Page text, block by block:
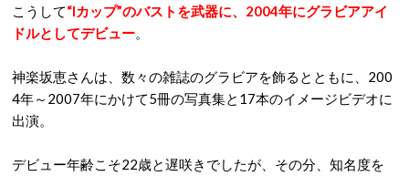
こうして“Iカップ”のバストを武器に、2004年にグラビアアイ
ドルとしてデビュー。
神楽坂恵さんは、数々の雑誌のグラビアを飾るとともに、200
4年～2007年にかけて5冊の写真集と17本のイメージビデオに
出演。
デビュー年齢こそ22歳と遅咲きでしたが、その分、知名度を